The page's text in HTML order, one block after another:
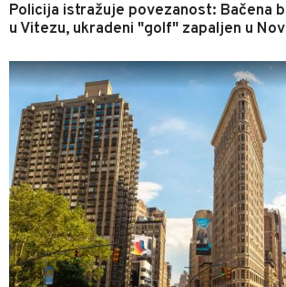
Policija istražuje povezanost: Bačena
u Vitezu, ukradeni "golf" zapaljen u